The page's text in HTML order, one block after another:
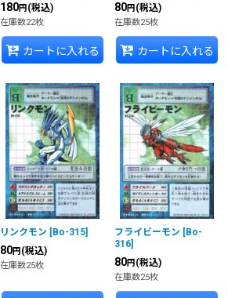
180円 (税込)
在庫数22枚
カートに入れる
80円 (税込)
在庫数25枚
カートに入れる
リンクモン [Bo-315]
80円 (税込)
在庫数25枚
フライビーモン [Bo-
316]
80円 (税込)
在庫数25枚